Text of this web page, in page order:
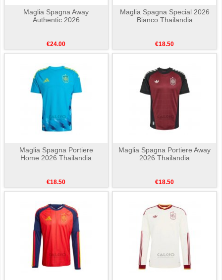
Maglia Spagna Away
Authentic 2026
€24.00
Maglia Spagna Special 2026
Bianco Thailandia
€18.50
Maglia Spagna Portiere
Home 2026 Thailandia
€18.50
Maglia Spagna Portiere Away
2026 Thailandia
€18.50